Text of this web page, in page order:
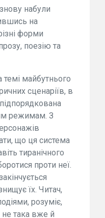
знову набули
на
форми
поезію та
темі майбутнього
сценаріїв, в
режимам. З
що ця система
тиранічного
проти неї.
їх. Читач,
розуміє,
не така вже й